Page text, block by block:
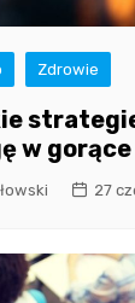
Zdrowie
w
27